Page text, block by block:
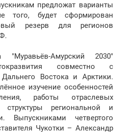
предложат варианты
того, будет сформирован
резерв для регионов
"Муравьёв-Амурский 2030"
совместно с
Востока и Арктики.
изучение особенностей
работы отраслевых
региональной и
Выпускниками четвертого
Чукотки – Александр